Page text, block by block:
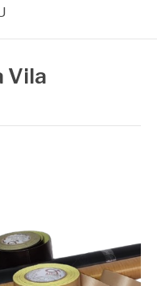
Vila